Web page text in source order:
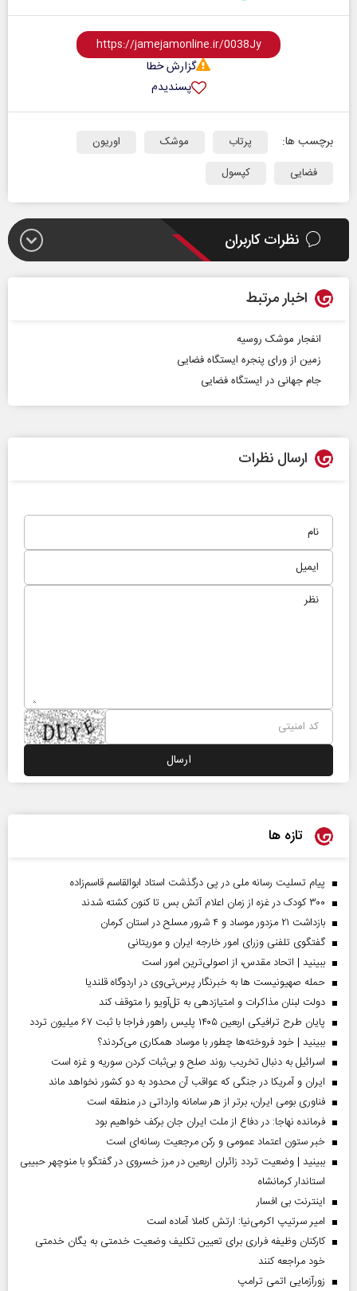
گزارش خطا
پسندیدم
برچسب ها: پرتاب موشک
اوریون
فضایی
کپسول
نظرات کاربران
اخبار مرتبط
انفجار موشک روسیه
زمین از ورای پنجره ایستگاه فضایی
جام جهانی در ایستگاه فضایی
ارسال نظرات
تازه ها
پیام تسلیت رسانه ملی در پی درگذشت استاد ابوالقاسم قاسم‌زاده
۳۰۰ کودک در غزه از زمان اعلام آتش بس تا کنون کشته شدند
بازداشت ۲۱ مزدور موساد و ۴ شرور مسلح در استان کرمان
گفتگوی تلفنی وزرای امور خارجه ایران و موریتانی
ببینید | اتحاد مقدس، از اصولی‌ترین امور است
حمله صهیونیست ها به خبرنگار پرس‌تی‌وی در اردوگاه قلندیا
دولت لبنان مذاکرات و امتیازدهی به تل‌آویو را متوقف کند
پایان طرح ترافیکی اربعین ۱۴۰۵ پلیس راهور فراجا با ثبت ۶۷ میلیون تردد
ببینید | خود فروخته‌ها چطور با موساد همکاری می‌کردند؟
اسرائیل به دنبال تخریب روند صلح و بی‌ثبات کردن سوریه و غزه است
ایران و آمریکا در جنگی که عواقب آن محدود به دو کشور نخواهد ماند
فناوری بومی ایران، برتر از هر سامانه وارداتی در منطقه است
فرمانده نهاجا: در دفاع از ملت ایران جان برکف خواهیم بود
خبر ستون اعتماد عمومی و رکن مرجعیت رسانه‌ای است
ببینید | وضعیت تردد زائران اربعین در مرز خسروی در گفتگو با منوچهر حبیبی
استاندار کرمانشاه
اینترنت بی افسار
امیر سرتیپ اکرمی‌نیا: ارتش کاملا آماده است
کارکنان وظیفه فراری برای تعیین تکلیف وضعیت خدمتی به یگان خدمتی
خود مراجعه کنند
زورآزمایی اتمی ترامپ